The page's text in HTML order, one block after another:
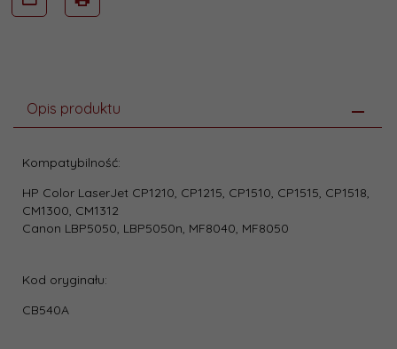
Opis produktu
Kompatybilność:
HP Color LaserJet CP1210, CP1215, CP1510, CP1515, CP1518,
CM1300, CM1312
Canon LBP5050, LBP5050n, MF8040, MF8050
Kod oryginału:
CB540A